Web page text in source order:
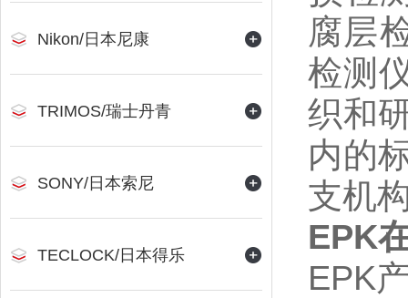
Nikon/日本尼康
TRIMOS/瑞士丹青
SONY/日本索尼
TECLOCK/日本得乐
腐层
检测
织和
内的
支机
EPK
EPK